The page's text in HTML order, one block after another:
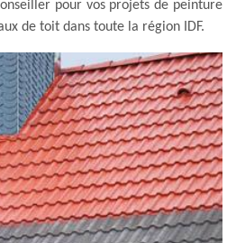
pour vos projets de peinture
de toit dans toute la région IDF.